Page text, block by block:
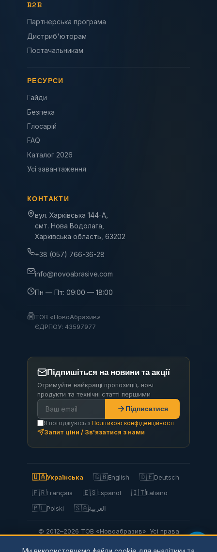
B2B
Партнерська програма
Дистриб'юторам
Постачальникам
РЕСУРСИ
Гайди
Безпека
Глосарій
FAQ
Каталог 2026
Усі завантаження
КОНТАКТИ
вул. Харківська 144-А,
смт. Нова Водолага,
Харківська область, 63202
+38 (057) 766-36-28
info@novoabrasive.com
Пн — Пт: 09:00 — 18:00
ТОВ «НовоАбразив»
ЄДРПОУ: 43597977
Підпишіться на новини та акції
Отримуйте найкращі пропозиції, нові
продукти та технічні статті першими
Підписатися
Я погоджуюсь з Політикою конфіденційності
Запит ціни / Зв'язатися з нами
🇺🇦Українська 🇬🇧English 🇩🇪Deutsch
🇫🇷Français 🇪🇸Español 🇮🇹Italiano
🇵🇱Polski 🇸🇦العربية
© 2012–2026 ТОВ «Новоабразив». Усі права